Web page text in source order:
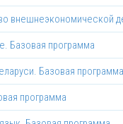
внешнеэкономической
Базовая программа
Базовая программа
программа